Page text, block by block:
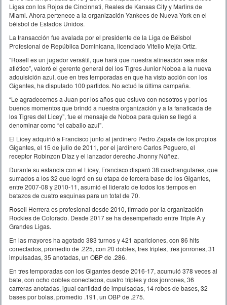
Ligas con los Rojos de Cincinnati, Reales de Kansas City y Marlins de
Miami. Ahora pertenece a la organización Yankees de Nueva York en el
béisbol de Estados Unidos.
La transacción fue avalada por el presidente de la Liga de Béisbol
Profesional de República Dominicana, licenciado Vitelio Mejía Ortiz.
“Rosell es un jugador versátil, que hará que nuestra alineación sea más
atlético”, valoró el gerente general del los Tigres Junior Noboa a la nueva
adquisición azul, que en tres temporadas en que ha visto acción con los
Gigantes, ha disputado 100 partidos. No actuó la última campaña.
“Le agradecemos a Juan por los años que estuvo con nosotros y por los
buenos momentos que brindó a nuestra organización y a la fanaticada de
los Tigres del Licey”, fue el mensaje de Noboa para quien se llegó a
denominar como “el caballo azul”.
El Licey adquirió a Francisco junto al jardinero Pedro Zapata de los propios
Gigantes, el 15 de julio de 2011, por el jardinero Carlos Peguero, el
receptor Robinzon Díaz y el lanzador derecho Jhonny Núñez.
Durante su estancia con el Licey, Francisco disparó 38 cuadrangulares, que
sumados a los 32 que logró en su etapa de tercera base de los Gigantes,
entre 2007-08 y 2010-11, asumió el liderato de todos los tiempos en
batazos de cuatro esquinas para un total de 70.
Rosell Herrera es profesional desde 2010, firmado por la organización
Rockies de Colorado. Desde 2017 se ha desempeñado entre Triple A y
Grandes Ligas.
En las mayores ha agotado 383 turnos y 421 apariciones, con 86 hits
conectados, promedio de .225, con 20 dobles, tres triples, tres jonrones, 31
impulsadas, 35 anotadas, un OBP de .286.
En tres temporadas con los Gigantes desde 2016-17, acumuló 378 veces al
bate, con ocho dobles conectados, cuatro triples y dos jonrones, 36
carreras anotadas, igual cantidad de impulsadas, 14 robos de bases, 32
bases por bolas, promedio .191, un OBP de .275.